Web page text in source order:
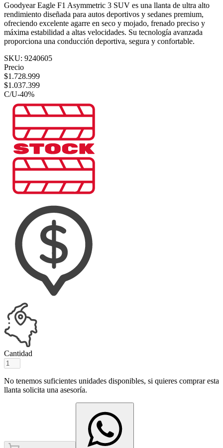
Goodyear Eagle F1 Asymmetric 3 SUV es una llanta de ultra alto
rendimiento diseñada para autos deportivos y sedanes premium,
ofreciendo excelente agarre en seco y mojado, frenado preciso y
máxima estabilidad a altas velocidades. Su tecnología avanzada
proporciona una conducción deportiva, segura y confortable.
SKU: 9240605
Precio
$1.728.999
$1.037.399
C/U-40%
Cantidad
No tenemos suficientes unidades disponibles, si quieres comprar esta
llanta solicita una asesoría.